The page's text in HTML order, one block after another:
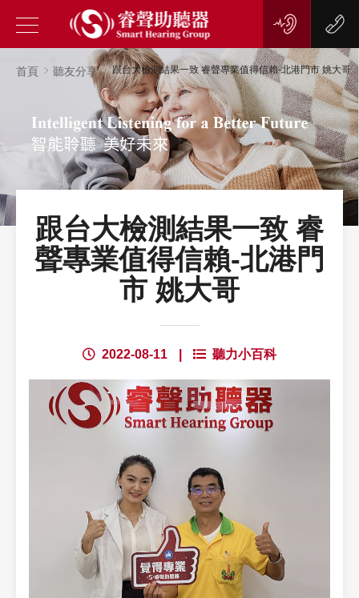
首頁 聽友分享 跟台大檢測結果一致 睿聲專業值得信賴-北港門市 姚大哥
跟台大檢測結果一致 睿
聲專業值得信賴-北港門
市 姚大哥
2022-08-11 聽力小百科